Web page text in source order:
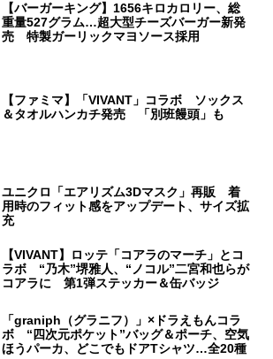
【バーガーキング】1656キロカロリー、総
重量527グラム…超大型チーズバーガー新発
売 特製ガーリックマヨソース採用
【ファミマ】「VIVANT」コラボ ソックス
＆タオルハンカチ発売 「別班饅頭」も
ユニクロ「エアリズム3Dマスク」再販 着
用時のフィット感をアップデート、サイズ拡
充
【VIVANT】ロッテ「コアラのマーチ」とコ
ラボ “乃木”堺雅人、“ノコル”二宮和也らが
コアラに 第1弾ステッカー＆缶バッジ
「graniph（グラニフ）」×ドラえもんコラ
ボ “四次元ポケット”バッグ＆ポーチ、空気
ほうパーカ、どこでもドアTシャツ…全20種